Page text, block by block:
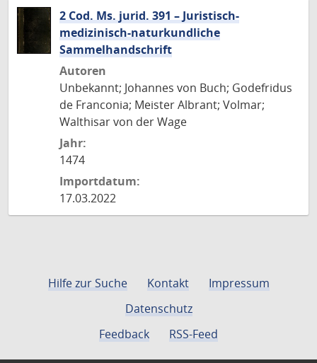
2 Cod. Ms. jurid. 391 – Juristisch-
medizinisch-naturkundliche
Sammelhandschrift
Autoren
Unbekannt; Johannes von Buch; Godefridus
de Franconia; Meister Albrant; Volmar;
Walthisar von der Wage
Jahr:
1474
Importdatum:
17.03.2022
Hilfe zur Suche Kontakt
Impressum
Datenschutz
Feedback
RSS-Feed